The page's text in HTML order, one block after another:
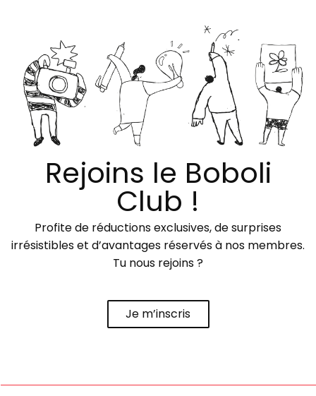
Rejoins le Boboli
Club !
Profite de réductions exclusives, de surprises
irrésistibles et d’avantages réservés à nos membres.
Tu nous rejoins ?
Je m’inscris